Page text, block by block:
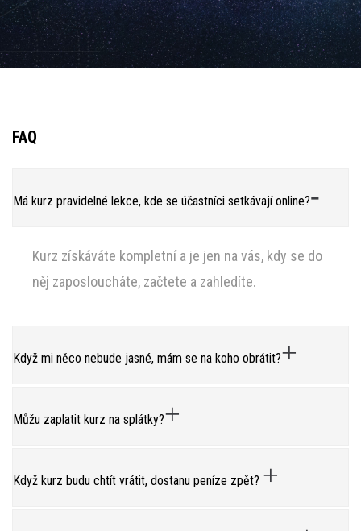
FAQ
Má kurz pravidelné lekce, kde se účastníci setkávají online?
Kurz získáváte kompletní a je jen na vás, kdy se do
něj zaposloucháte, začtete a zahledíte.
Když mi něco nebude jasné, mám se na koho obrátit?
Můžu zaplatit kurz na splátky?
Když kurz budu chtít vrátit, dostanu peníze zpět?